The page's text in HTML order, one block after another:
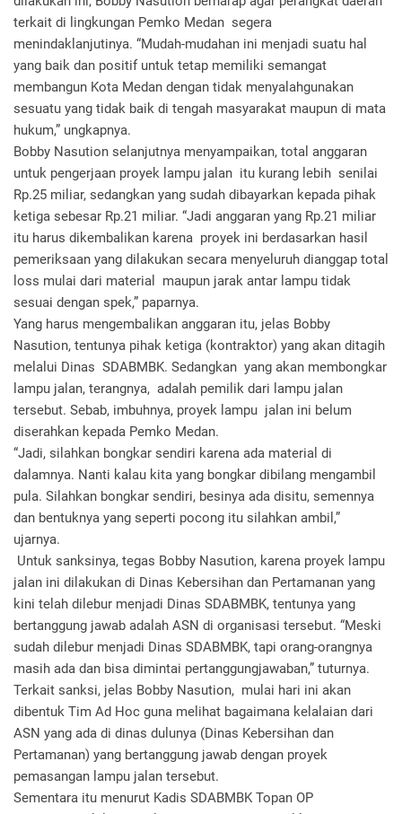
terkait di lingkungan Pemko Medan segera
menindaklanjutinya. “Mudah-mudahan ini menjadi suatu hal
yang baik dan positif untuk tetap memiliki semangat
membangun Kota Medan dengan tidak menyalahgunakan
sesuatu yang tidak baik di tengah masyarakat maupun di mata
hukum,” ungkapnya.
Bobby Nasution selanjutnya menyampaikan, total anggaran
untuk pengerjaan proyek lampu jalan itu kurang lebih senilai
Rp.25 miliar, sedangkan yang sudah dibayarkan kepada pihak
ketiga sebesar Rp.21 miliar. “Jadi anggaran yang Rp.21 miliar
itu harus dikembalikan karena proyek ini berdasarkan hasil
pemeriksaan yang dilakukan secara menyeluruh dianggap total
loss mulai dari material maupun jarak antar lampu tidak
sesuai dengan spek,” paparnya.
Yang harus mengembalikan anggaran itu, jelas Bobby
Nasution, tentunya pihak ketiga (kontraktor) yang akan ditagih
melalui Dinas SDABMBK. Sedangkan yang akan membongkar
lampu jalan, terangnya, adalah pemilik dari lampu jalan
tersebut. Sebab, imbuhnya, proyek lampu jalan ini belum
diserahkan kepada Pemko Medan.
“Jadi, silahkan bongkar sendiri karena ada material di
dalamnya. Nanti kalau kita yang bongkar dibilang mengambil
pula. Silahkan bongkar sendiri, besinya ada disitu, semennya
dan bentuknya yang seperti pocong itu silahkan ambil,”
ujarnya.
Untuk sanksinya, tegas Bobby Nasution, karena proyek lampu
jalan ini dilakukan di Dinas Kebersihan dan Pertamanan yang
kini telah dilebur menjadi Dinas SDABMBK, tentunya yang
bertanggung jawab adalah ASN di organisasi tersebut. “Meski
sudah dilebur menjadi Dinas SDABMBK, tapi orang-orangnya
masih ada dan bisa dimintai pertanggungjawaban,” tuturnya.
Terkait sanksi, jelas Bobby Nasution, mulai hari ini akan
dibentuk Tim Ad Hoc guna melihat bagaimana kelalaian dari
ASN yang ada di dinas dulunya (Dinas Kebersihan dan
Pertamanan) yang bertanggung jawab dengan proyek
pemasangan lampu jalan tersebut.
Sementara itu menurut Kadis SDABMBK Topan OP